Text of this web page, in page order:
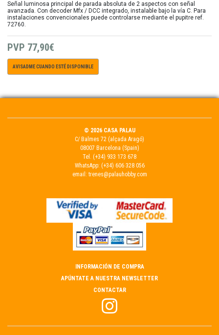
Señal luminosa principal de parada absoluta de 2 aspectos con señal
avanzada. Con decoder Mfx / DCC integrado, instalable bajo la vía C. Para
instalaciones convencionales puede controlarse mediante el pupitre ref.
72760.
PVP 77,90€
AVISADME CUANDO ESTÉ DISPONIBLE
© 2026 CASA PALAU
C/ Balmes 72 (alçada Aragó)
08007 Barcelona (Spain)
Tel. (+34) 933 173 678
WhatsApp: (+34) 606 328 056
email: trenes@palauhobby.com
INFORMACIÓN DE COMPRA
APÚNTATE A NUESTRA NEWSLETTER
CONTACTAR